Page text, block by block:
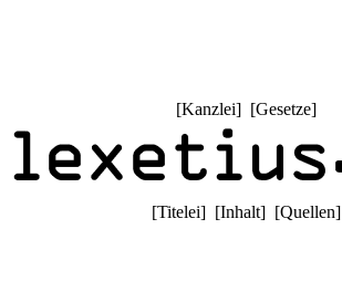
[Kanzlei] [Gesetze]
[Titelei] [Inhalt] [Quellen]